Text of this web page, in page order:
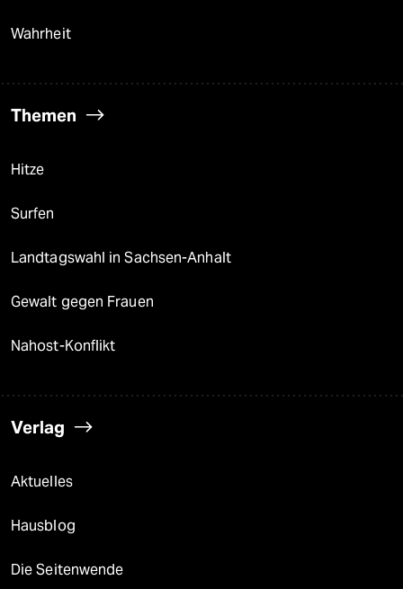
Wahrheit
Themen
Hitze
Surfen
Landtagswahl in Sachsen-Anhalt
Gewalt gegen Frauen
Nahost-Konflikt
Verlag
Aktuelles
Hausblog
Die Seitenwende